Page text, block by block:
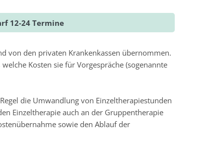
12-24 Termine
von den privaten Krankenkassen übernommen.
Kosten sie für Vorgespräche (sogenannte
die Umwandlung von Einzeltherapiestunden
Einzeltherapie auch an der Gruppentherapie
sowie den Ablauf der